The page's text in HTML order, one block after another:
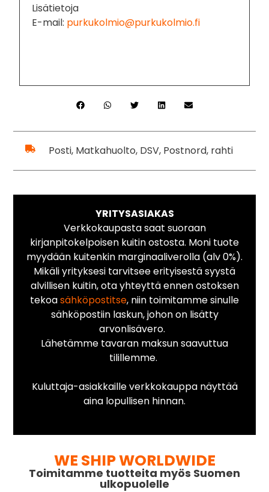
Lisätietoja
E-mail: purkukolmio@purkukolmio.fi
Posti, Matkahuolto, DSV, Postnord, rahti
YRITYSASIAKAS
Verkkokaupasta saat suoraan
kirjanpitokelpoisen kuitin ostosta. Moni tuote
myydään kuitenkin marginaaliverolla (alv 0%).
Mikäli yrityksesi tarvitsee erityisestä syystä
alvillisen kuitin, ota yhteyttä ennen ostoksen
tekoasähköpostitse, niin toimitamme sinulle
sähköpostiin laskun, johon on lisätty
arvonlisävero.
Lähetämme tavaran maksun saavuttua
tilillemme.
Kuluttaja-asiakkaille verkkokauppa näyttää
aina lopullisen hinnan.
WE SHIP WORLDWIDE
Toimitamme tuotteita myös Suomen
ulkopuolelle